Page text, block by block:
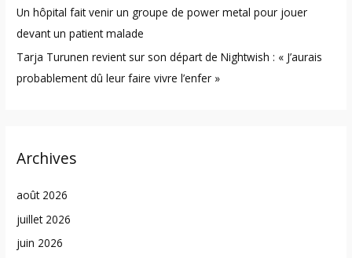
Un hôpital fait venir un groupe de power metal pour jouer
devant un patient malade
Tarja Turunen revient sur son départ de Nightwish : « J’aurais
probablement dû leur faire vivre l’enfer »
Archives
août 2026
juillet 2026
juin 2026